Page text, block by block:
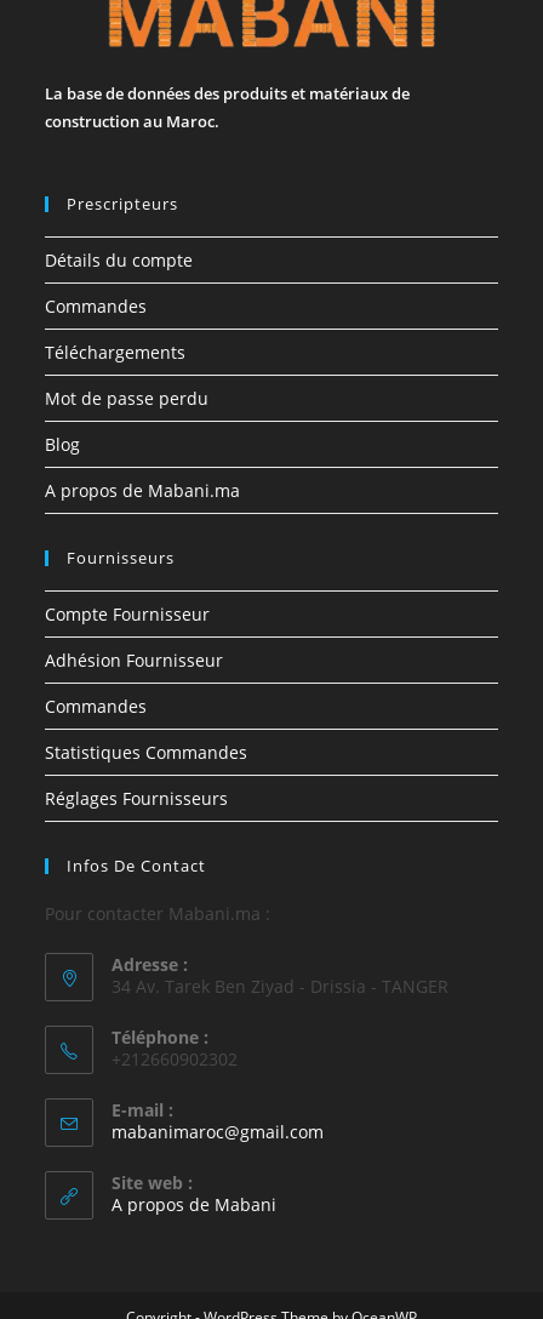
La base de données des produits et matériaux de
construction au Maroc.
Prescripteurs
Détails du compte
Commandes
Téléchargements
Mot de passe perdu
Blog
A propos de Mabani.ma
Fournisseurs
Compte Fournisseur
Adhésion Fournisseur
Commandes
Statistiques Commandes
Réglages Fournisseurs
Infos De Contact
Pour contacter Mabani.ma :
Adresse :
34 Av. Tarek Ben Ziyad - Drissia - TANGER
Téléphone :
+212660902302
E-mail :
mabanimaroc@gmail.com
Site web :
A propos de Mabani